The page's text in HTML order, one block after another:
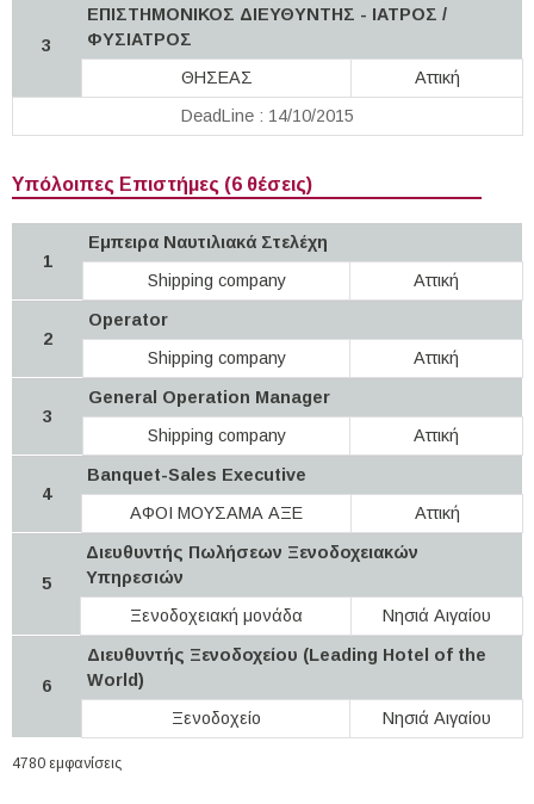
3
ΕΠΙΣΤΗΜΟΝΙΚΟΣ ΔΙΕΥΘΥΝΤΗΣ - ΙΑΤΡΟΣ /
ΦΥΣΙΑΤΡΟΣ
ΘΗΣΕΑΣ
Αττική
DeadLine : 14/10/2015
Υπόλοιπες Επιστήμες (6 θέσεις)
1
Εμπειρα Ναυτιλιακά Στελέχη
Shipping company
Αττική
2
Οperator
Shipping company
Αττική
3
General Operation Manager
Shipping company
Αττική
4
Banquet-Sales Executive
ΑΦΟΙ ΜΟΥΣΑΜΑ ΑΞΕ
Αττική
5
Διευθυντής Πωλήσεων Ξενοδοχειακών
Υπηρεσιών
Ξενοδοχειακή μονάδα
Νησιά Αιγαίου
6
Διευθυντής Ξενοδοχείου (Leading Hotel of the
World)
Ξενοδοχείο
Νησιά Αιγαίου
4780 εμφανίσεις